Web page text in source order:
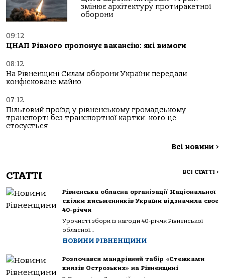
змінює архітектуру протиракетної
оборони
09:12
ЦНАП Рівного пропонує вакансію: які вимоги
08:12
На Рівненщині Силам оборони України передали
конфісковане майно
07:12
Пільговий проїзд у рівненському громадському
транспорті без транспортної картки: кого це
стосується
Всі новини >
СТАТТІ ВСІ СТАТТІ >
Рівненська обласна організації Національної
спілки письменників України відзначила своє
40-річчя
Урочисті збори із нагоди 40-річчя Рівненської
обласної...
НОВИНИ РІВНЕНЩИНИ
Розпочався мандрівний табір «Стежками
князів Острозьких» на Рівненщині